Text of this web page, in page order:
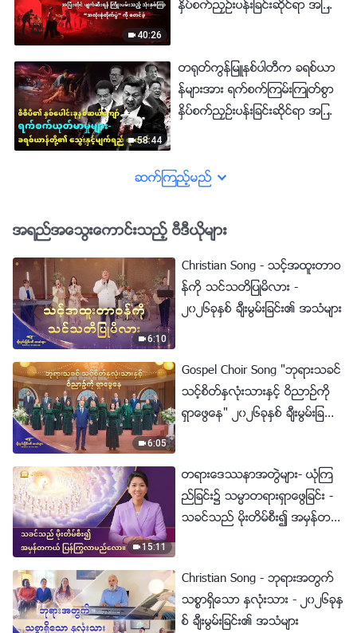
တင္
40:26
ႏွိပ္စက္ညႇဥ္းပန္းျခင္းဆိုင္ရာ အျဖစ္
ခင္ အသင္းေတာ္ကို အၿပီးတိုင္ ဖ်
က္ဆီးရန္ ႀကိဳးပမ္းသည့္ သုံးႏွစ္ၾ
ကာ “အလုံးစုံတိုက္ပြဲ” ကို စတင္ခဲ့
58:44
တ႐ုတ္ကြန္ျမဴနစ္ပါတီက ခရစ္ယာ
န္မ်ားအား ရက္စက္ၾကမ္းၾကဳတ္စြာ
ႏွိပ္စက္ညႇဥ္းပန္းျခင္းဆိုင္ရာ အျဖစ္
တ္စြာ ႏွိပ္စက္ညႇဥ္းပန္းမႈဆိုင္ရာ
၃)
ဆက္ၾကည့္မည္
အရည္အေသြးေကာင္းသည့္ ဗီဒီယိုမ်ား
6:10
Christian Song - သင့္အထူးတာဝ
န္ကို သင္သတိျပဳမိလား -
၂၀၂၆ခုႏွစ္ ခ်ီးမြမ္းျခင္း၏ အသံမ်ား
6:05
Gospel Choir Song "ဘုရားသခင္
သင့္စိတ္ႏွလုံးသားႏွင့္ ဝိညာဥ္ကို
ရွာေဖြေန" ၂၀၂၆ခုႏွစ္ ခ်ီးမြမ္းျခ
15:11
တရားေဒႆနာအတြဲမ်ား- ယုံၾက
ည္ျခင္း၌ သမၼာတရားရွာေဖြျခင္း -
သခင္သည္ မိုးတိမ္စီး၍ အမွန္တက
Christian Song - ဘုရားအတြက္
သစၥာရွိေသာ ႏွလုံးသား - ၂၀၂၆ခုႏွ
စ္ ခ်ီးမြမ္းျခင္း၏ အသံမ်ား